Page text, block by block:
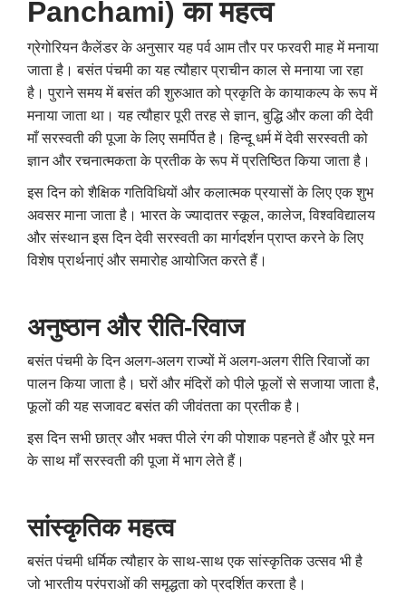
Panchami) का महत्व
ग्रेगोरियन कैलेंडर के अनुसार यह पर्व आम तौर पर फरवरी माह में मनाया
जाता है। बसंत पंचमी का यह त्यौहार प्राचीन काल से मनाया जा रहा
है।पुराने समय में बसंत की शुरुआत को प्रकृति के कायाकल्प के रूप में
मनाया जाता था।यह त्यौहार पूरी तरह से ज्ञान, बुद्धि और कला की देवी
माँ सरस्वती की पूजा के लिए समर्पित है।हिन्दू धर्म में देवी सरस्वती को
ज्ञान और रचनात्मकता के प्रतीक के रूप में प्रतिष्ठित किया जाता है।
इस दिन को शैक्षिक गतिविधियों और कलात्मक प्रयासों के लिए एक शुभ
अवसर माना जाता है। भारत के ज्यादातर स्कूल, कालेज, विश्वविद्यालय
और संस्थान इस दिन देवी सरस्वती का मार्गदर्शन प्राप्त करने के लिए
विशेष प्रार्थनाएं और समारोह आयोजित करते हैं।
अनुष्ठान और रीति-रिवाज
बसंत पंचमी के दिन अलग-अलग राज्यों में अलग-अलग रीति रिवाजों का
पालन किया जाता है।घरों और मंदिरों को पीले फूलों से सजाया जाता है,
फूलों की यह सजावट बसंत की जीवंतता का प्रतीक है।
इस दिन सभी छात्र और भक्त पीले रंग की पोशाक पहनते हैं और पूरे मन
के साथ माँ सरस्वती की पूजा में भाग लेते हैं।
सांस्कृतिक महत्व
बसंत पंचमी धर्मिक त्यौहार के साथ-साथ एक सांस्कृतिक उत्सव भी है
जो भारतीय परंपराओं की समृद्धता को प्रदर्शित करता है।